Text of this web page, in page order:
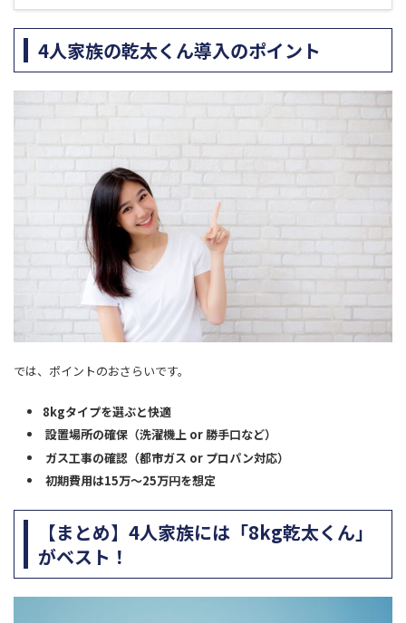
4人家族の乾太くん導入のポイント
では、ポイントのおさらいです。
8kgタイプを選ぶと快適
設置場所の確保（洗濯機上 or 勝手口など）
ガス工事の確認（都市ガス or プロパン対応）
初期費用は15万～25万円を想定
【まとめ】4人家族には「8kg乾太くん」
がベスト！